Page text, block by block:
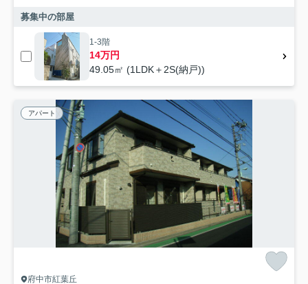
募集中の部屋
1-3階
14万円
49.05㎡ (1LDK＋2S(納戸))
アパート
府中市紅葉丘